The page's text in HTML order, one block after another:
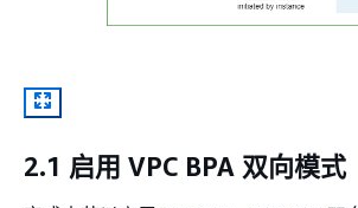
2.1 启用 VPC BPA 双向模式